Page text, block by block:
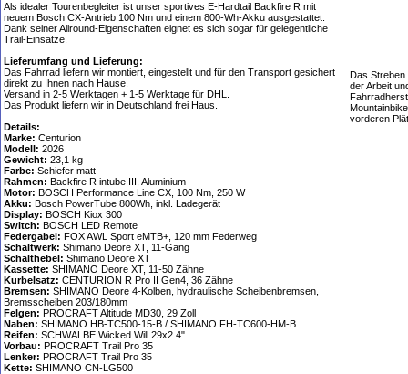
Als idealer Tourenbegleiter ist unser sportives E-Hardtail Backfire R mit
neuem Bosch CX-Antrieb 100 Nm und einem 800-Wh-Akku ausgestattet.
Dank seiner Allround-Eigenschaften eignet es sich sogar für gelegentliche
Trail-Einsätze.
Lieferumfang und Lieferung:
Das Fahrrad liefern wir montiert, eingestellt und für den Transport gesichert
direkt zu Ihnen nach Hause.
Versand in 2-5 Werktagen + 1-5 Werktage für DHL.
Das Produkt liefern wir in Deutschland frei Haus.
Details:
Marke: Centurion
Modell: 2026
Gewicht: 23,1 kg
Farbe: Schiefer matt
Rahmen: Backfire R intube III, Aluminium
Motor: BOSCH Performance Line CX, 100 Nm, 250 W
Akku: Bosch PowerTube 800Wh, inkl. Ladegerät
Display: BOSCH Kiox 300
Switch: BOSCH LED Remote
Federgabel: FOX AWL Sport eMTB+, 120 mm Federweg
Schaltwerk: Shimano Deore XT, 11-Gang
Schalthebel: Shimano Deore XT
Kassette: SHIMANO Deore XT, 11-50 Zähne
Kurbelsatz: CENTURION R Pro II Gen4, 36 Zähne
Bremsen: SHIMANO Deore 4-Kolben, hydraulische Scheibenbremsen,
Bremsscheiben 203/180mm
Felgen: PROCRAFT Altitude MD30, 29 Zoll
Naben: SHIMANO HB-TC500-15-B / SHIMANO FH-TC600-HM-B
Reifen: SCHWALBE Wicked Will 29x2.4"
Vorbau: PROCRAFT Trail Pro 35
Lenker: PROCRAFT Trail Pro 35
Kette: SHIMANO CN-LG500
Das Streben
der Arbeit
vorderen